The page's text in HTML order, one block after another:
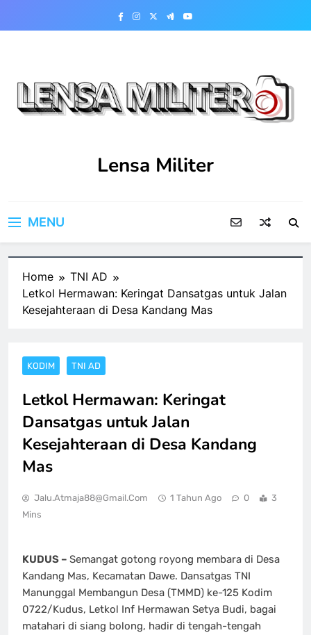
Lensa Militer
MENU
Home
TNI AD
Letkol Hermawan: Keringat Dansatgas untuk Jalan
Kesejahteraan di Desa Kandang Mas
KODIM TNI AD
Letkol Hermawan: Keringat
Dansatgas untuk Jalan
Kesejahteraan di Desa Kandang
Mas
Jalu.atmaja88@gmail.com 1 Tahun Ago 0
3
Mins
KUDUS – Semangat gotong royong membara di Desa
Kandang Mas, Kecamatan Dawe. Dansatgas TNI
Manunggal Membangun Desa (TMMD) ke-125 Kodim
0722/Kudus, Letkol Inf Hermawan Setya Budi, bagai
matahari di siang bolong, hadir di tengah-tengah